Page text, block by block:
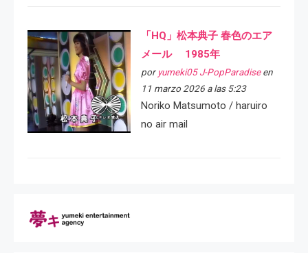
「HQ」松本典子 春色のエア
メール 1985年
por yumeki05 J-PopParadiseen
11 marzo 2026 a las 5:23
Noriko Matsumoto / haruiro
no air mail